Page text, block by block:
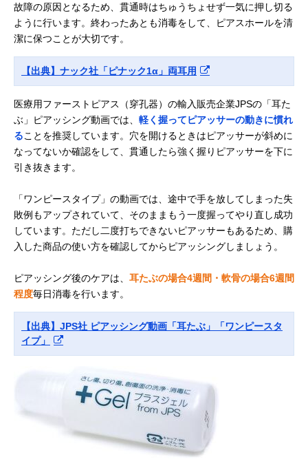
故障の原因となるため、貫通時はちゅうちょせず一気に押し切る
ように行います。終わったあとも消毒をして、ピアスホールを清
潔に保つことが大切です。
【出典】ナック社「ピナック1α」両耳用
医療用ファーストピアス（穿孔器）の輸入販売企業JPSの「耳た
ぶ」ピアッシング動画では、 軽く握ってピアッサーの動きに慣れ
ることを推奨しています。穴を開けるときはピアッサーが斜めに
なってないか確認をして、貫通したら強く握りピアッサーを下に
引き抜きます。
「ワンピースタイプ」の動画では、途中で手を放してしまった失
敗例もアップされていて、そのままもう一度握ってやり直し成功
しています。ただし二度打ちできないピアッサーもあるため、購
入した商品の使い方を確認してからピアッシングしましょう。
ピアッシング後のケアは、 耳たぶの場合4週間・軟骨の場合6週間
程度毎日消毒を行います。
【出典】JPS社 ピアッシング動画「耳たぶ」「ワンピースタ
イプ」